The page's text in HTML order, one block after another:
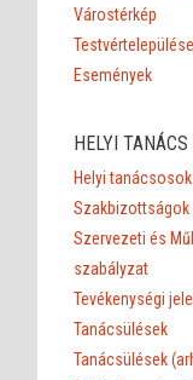
Várostérkép
Események
HELYI TANÁCS
Helyi tanácsosok
Szakbizottságok
Szervezeti és
szabályzat
Tevékenységi
Tanácsülések
Tanácsülések